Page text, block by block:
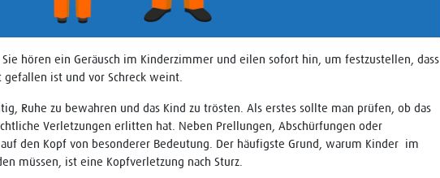
hören ein Geräusch im Kinderzimmer und eilen sofort hin, um festzustellen, dass
ist und vor Schreck weint.
Ruhe zu bewahren und das Kind zu trösten. Als erstes sollte man prüfen, ob das
Verletzungen erlitten hat. Neben Prellungen, Abschürfungen oder
den Kopf von besonderer Bedeutung. Der häufigste Grund, warum Kinder im
müssen, ist eine Kopfverletzung nach Sturz.